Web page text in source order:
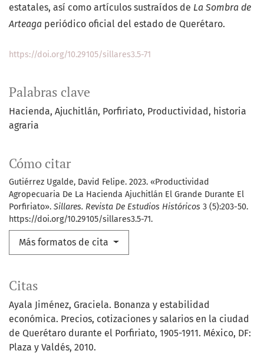
Palabras clave
Hacienda Ajuchitlán Porfiriato Productividad
historia
agraria
Cómo citar
Gutiérrez Ugalde, David Felipe. 2023. «Productividad
Agropecuaria De La Hacienda Ajuchitlán El Grande Durante El
Porfiriato». Sillares. Revista De Estudios Históricos 3 (5):203-50.
https://doi.org/10.29105/sillares3.5-71.
Más formatos de cita
estatales, así como artículos sustraídos de La Sombra de
Arteaga periódico oficial del estado de Querétaro.
https://doi.org/10.29105/sillares3.5-71
Citas
Ayala Jiménez, Graciela. Bonanza y estabilidad
económica. Precios, cotizaciones y salarios en la ciudad
de Querétaro durante el Porfiriato, 1905-1911. México, DF:
Plaza y Valdés, 2010.